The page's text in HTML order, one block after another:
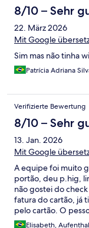
8/10 – Sehr
22. März 2026
Mit Google
Sim mas não tinha
Patrícia Adriana
Verifizierte Bewertung
8/10 – Sehr
13. Jan. 2026
Mit Google
A equipe foi muito
portão, deu p.hig,
não gostei do
fatura do cartão, já
pelo cartão. O
quarto para nós !
Elisabeth,